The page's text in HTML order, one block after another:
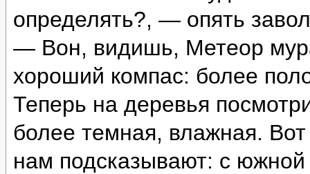
определять?, — опять
— Вон, видишь, Метеор
хороший компас: более
Теперь на деревья
более темная, влажная.
нам подсказывают: с